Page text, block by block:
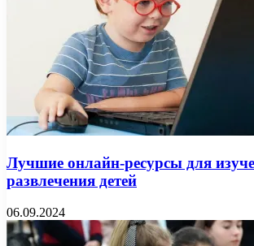
Лучшие онлайн-ресурсы для
развлечения детей
06.09.2024